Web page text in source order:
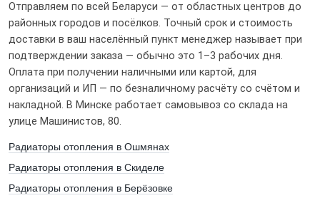
Оцените от 1 до 5
Отправляем по всей Беларуси — от областных центров до
районных городов и посёлков. Точный срок и стоимость
доставки в ваш населённый пункт менеджер называет при
подтверждении заказа — обычно это 1–3 рабочих дня.
Оплата при получении наличными или картой, для
организаций и ИП — по безналичному расчёту со счётом и
накладной. В Минске работает самовывоз со склада на
улице Машинистов, 80.
Радиаторы отопления в Ошмянах
Радиаторы отопления в Скиделе
Радиаторы отопления в Берёзовке